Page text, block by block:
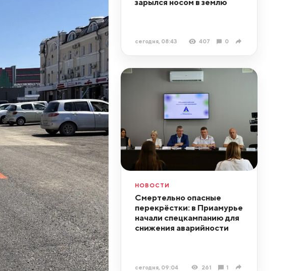
сегодня, 08:43 407 0
НОВОСТИ
Смертельно опасные
перекрёстки: в Приамурье
начали спецкампанию для
снижения аварийности
сегодня, 09:04 261 1